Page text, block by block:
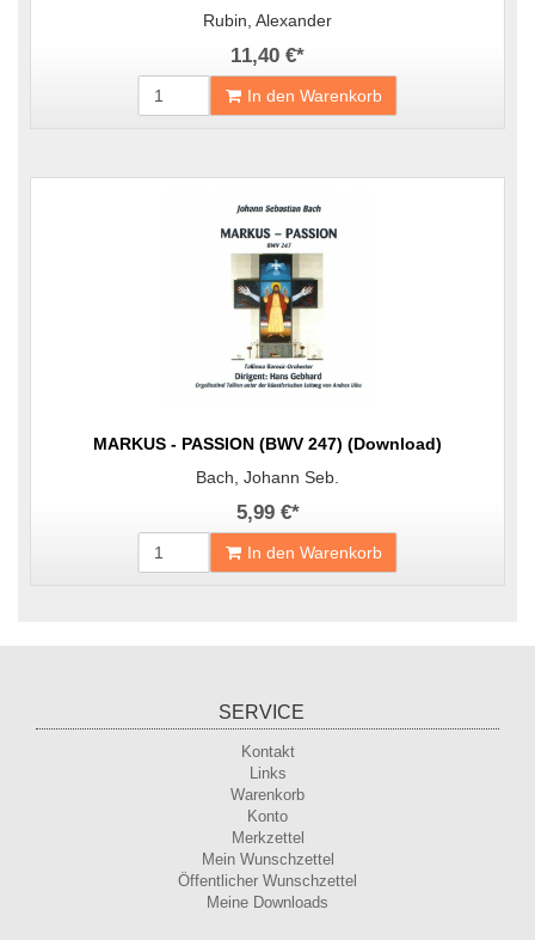
Rubin, Alexander
11,40 €*
In den Warenkorb
MARKUS - PASSION (BWV 247) (Download)
Bach, Johann Seb.
5,99 €*
In den Warenkorb
SERVICE
Kontakt
Links
Warenkorb
Konto
Merkzettel
Mein Wunschzettel
Öffentlicher Wunschzettel
Meine Downloads